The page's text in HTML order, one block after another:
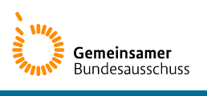
Zur
Startseite